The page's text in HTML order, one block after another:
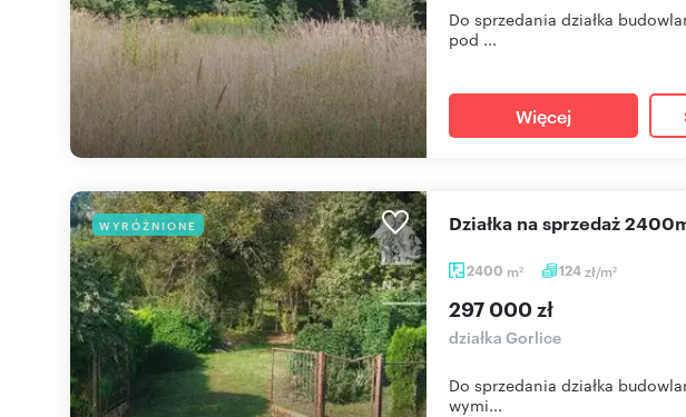
Do sprzedania działka
pod ...
Więcej
WYRÓŻNIONE
2400 m2 124zł/m2
działka na sprzedaż
297 000 zł
działka Gorlice
Do sprzedania działka
wymi...